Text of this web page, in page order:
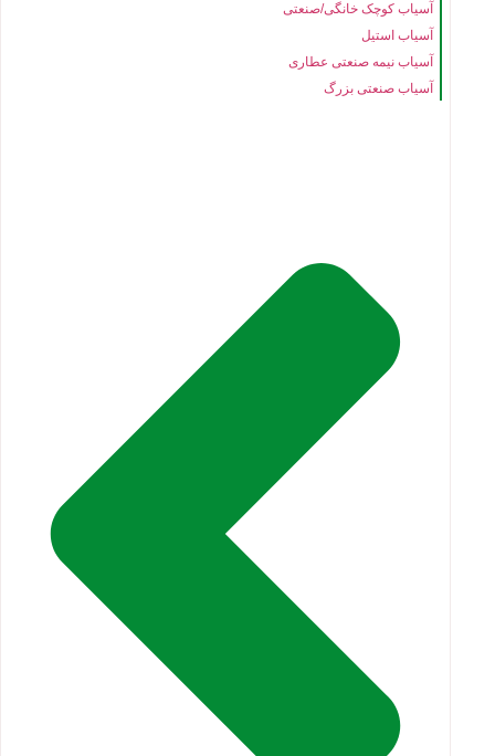
آسیاب کوچک خانگی/صنعتی
آسیاب استیل
آسیاب نیمه صنعتی عطاری
آسیاب صنعتی بزرگ